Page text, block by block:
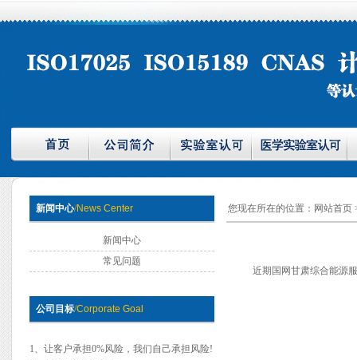
新闻中心/News Center
新闻中心
常见问题
公司目标/Corporate Goal
1、让客户承担0%风险，我们自己承担风险!
您现在所在的位置： 网站首页
近期国网甘肃综合能源